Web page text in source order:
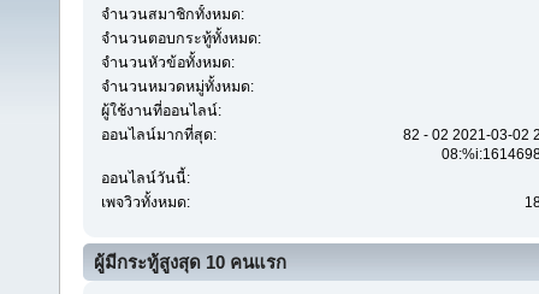
จำนวนสมาชิกทั้งหมด:
จำนวนตอบกระทู้ทั้งหมด:
จำนวนหัวข้อทั้งหมด:
จำนวนหมวดหมู่ทั้งหมด:
ผู้ใช้งานที่ออนไลน์:
ออนไลน์มากที่สุด:
82 - 02 2021-03-02
ออนไลน์วันนี้:
เพจวิวทั้งหมด:
ผู้มีกระทู้สูงสุด 10 คนแรก